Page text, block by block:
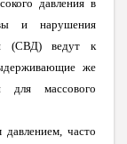
давления в
и нарушения
(СВД) ведут к
же
массового
часто